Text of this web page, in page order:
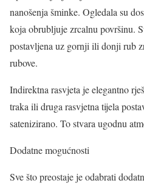
nanošenja šminke. Ogledala su
koja obrubljuje zrcalnu površinu.
postavljena uz gornji ili donji rub
rubove.
Indirektna rasvjeta je elegantno
traka ili druga rasvjetna tijela
satenizirano. To stvara ugodnu
Dodatne mogućnosti
Sve što preostaje je odabrati